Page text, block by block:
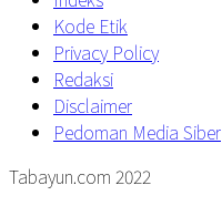
Kode Etik
Privacy Policy
Redaksi
Disclaimer
Pedoman Media Siber
Tabayun.com 2022